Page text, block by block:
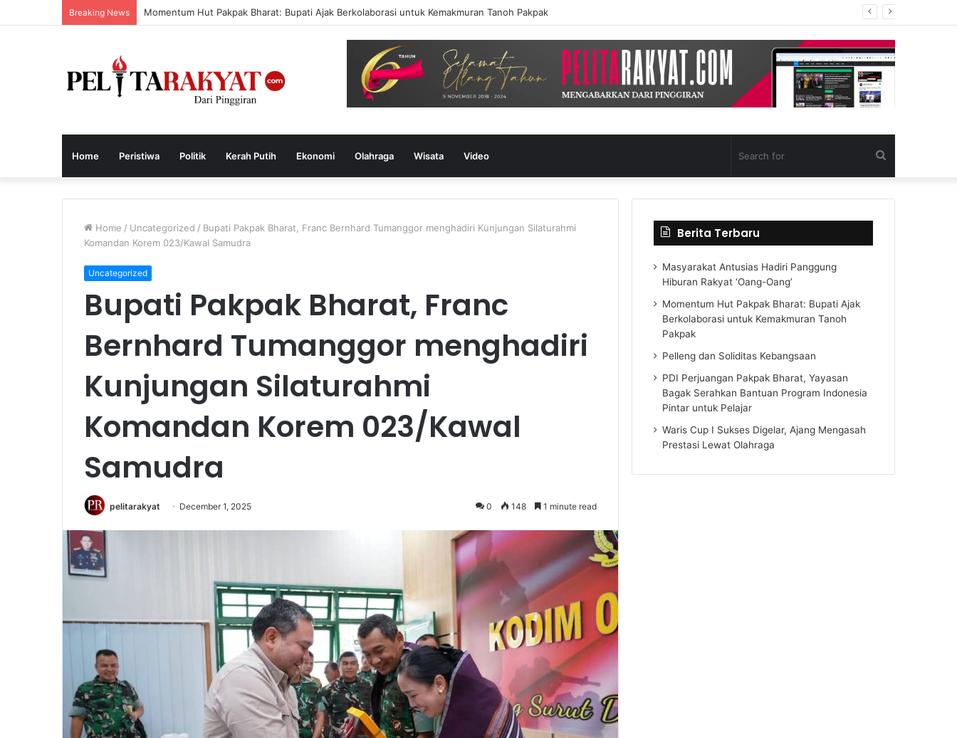
Breaking News Momentum Hut Pakpak Bharat: Bupati Ajak Berkolaborasi untuk Kemakmuran Tanoh Pakpak
Home Peristiwa Politik Kerah Putih Ekonomi Olahraga Wisata Video
for
Home / Uncategorized / Bupati Pakpak Bharat, Franc Bernhard Tumanggor menghadiri Kunjungan Silaturahmi
Komandan Korem 023/Kawal Samudra
Uncategorized
Bupati Pakpak Bharat, Franc
Bernhard Tumanggor menghadiri
Kunjungan Silaturahmi
Komandan Korem 023/Kawal
Samudra
pelitarakyat December 1, 2025 0 148 1 minute read
Berita Terbaru
Masyarakat Antusias Hadiri Panggung
Hiburan Rakyat ‘Oang-Oang’
Momentum Hut Pakpak Bharat: Bupati Ajak
Berkolaborasi untuk Kemakmuran Tanoh
Pakpak
Pelleng dan Soliditas Kebangsaan
PDI Perjuangan Pakpak Bharat, Yayasan
Bagak Serahkan Bantuan Program Indonesia
Pintar untuk Pelajar
Waris Cup I Sukses Digelar, Ajang Mengasah
Prestasi Lewat Olahraga